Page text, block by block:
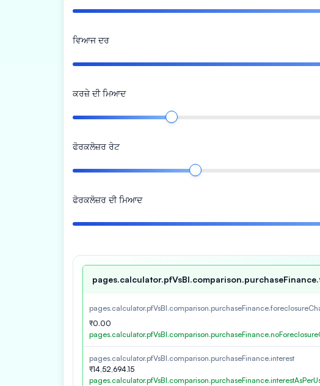
ਵਿਆਜ ਦਰ
ਕਰਜ਼ੇ ਦੀ ਮਿਆਦ
ਫੋਰਕਲੋਜ਼ਰ ਰੇਟ
ਫੋਰਕਲੋਜ਼ਰ ਦੀ ਮਿਆਦ
₹0.00
pages.calculator.pfVsBl.comparison.purchaseFinance.interest
₹14,52,694.15